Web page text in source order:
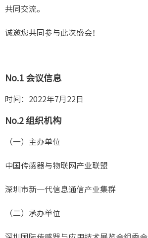
共同交流。
诚邀您共同参与此次盛会！
No.1 会议信息
时间：2022年7月22日
No.2 组织机构
（一）主办单位
中国传感器与物联网产业联盟
深圳市新一代信息通信产业集群
（二）承办单位